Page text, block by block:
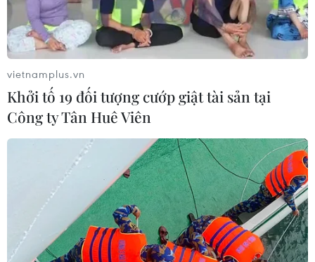
Giảm nghèo nhanh nhưng khoảng trống
phúc lợi ở miền núi lớn
20/07/2017 10:41
Một báo cáo vừa được công bố cho thấy, phương pháp
vietnamplus.vn
Khởi tố 19 đối tượng cướp giật tài sản tại
Công ty Tân Huê Viên